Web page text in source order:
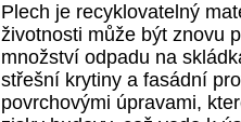
Plech je recyklovatelný
životnosti může být znovu
množství odpadu na
střešní krytiny a fasádní
povrchovými úpravami,